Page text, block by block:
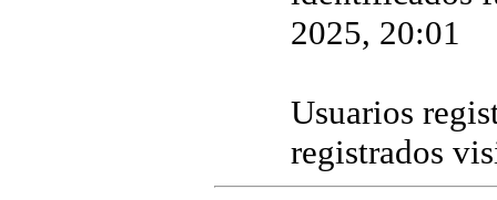
2025, 20:01
Usuarios
registrados